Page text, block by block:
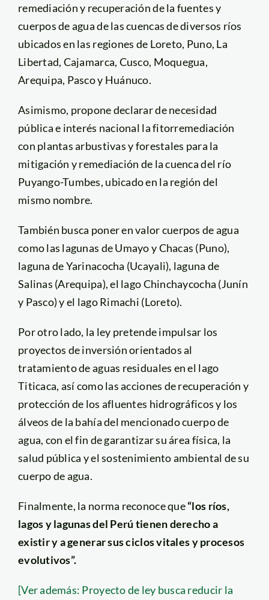
remediación y recuperación de la fuentes y
cuerpos de agua de las cuencas de diversos ríos
ubicados en las regiones de Loreto, Puno, La
Libertad, Cajamarca, Cusco, Moquegua,
Arequipa, Pasco y Huánuco.
Asimismo, propone declarar de necesidad
pública e interés nacional la fitorremediación
con plantas arbustivas y forestales para la
mitigación y remediación de la cuenca del río
Puyango-Tumbes, ubicado en la región del
mismo nombre.
También busca poner en valor cuerpos de agua
como las lagunas de Umayo y Chacas (Puno),
laguna de Yarinacocha (Ucayali), laguna de
Salinas (Arequipa), el lago Chinchaycocha (Junín
y Pasco) y el lago Rimachi (Loreto).
Por otro lado, la ley pretende impulsar los
proyectos de inversión orientados al
tratamiento de aguas residuales en el lago
Titicaca, así como las acciones de recuperación y
protección de los afluentes hidrográficos y los
álveos de la bahía del mencionado cuerpo de
agua, con el fin de garantizar su área física, la
salud pública y el sostenimiento ambiental de su
cuerpo de agua.
Finalmente, la norma reconoce que“los ríos,
lagos y lagunas del Perú tienen derecho a
existir y a generar sus ciclos vitales y procesos
evolutivos”.
[Ver además: Proyecto de ley busca reducir la